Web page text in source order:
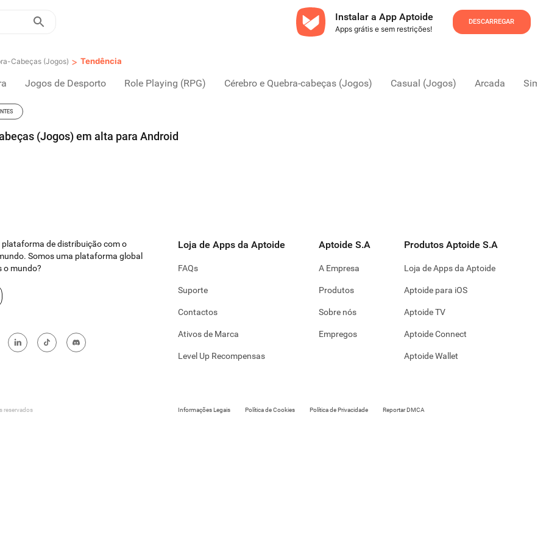
Instalar a App Aptoide
Apps grátis e sem restrições!
DESCARREGAR
Cabeças (Jogos) > Tendência
Jogos de Desporto Role Playing (RPG) Cérebro e Quebra-cabeças (Jogos) Casual (Jogos) Arcada
(Jogos) em alta para Android
plataforma de distribuição com o
Somos uma plataforma global
o mundo?
reservados
Loja de Apps da Aptoide
FAQs
Suporte
Contactos
Ativos de Marca
Level Up Recompensas
Informações Legais Política de Cookies Política de Privacidade Reportar DMCA
Aptoide S.A
A Empresa
Produtos
Sobre nós
Empregos
Produtos Aptoide S.A
Loja de Apps da Aptoide
Aptoide para iOS
Aptoide TV
Aptoide Connect
Aptoide Wallet